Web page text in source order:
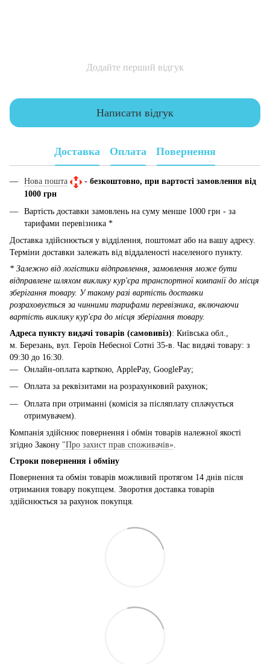
Додайте перший відгук
Написати відгук
Доставка Оплата Повернення
Нова пошта - безкоштовно, при вартості замовлення від
1000 грн
Вартість доставки замовлень на суму менше 1000 грн - за
тарифами перевізника *
Доставка здійснюється у відділення, поштомат або на вашу адресу.
Терміни доставки залежать від віддаленості населеного пункту.
* Залежно від логістики відправлення, замовлення може бути
відправлене шляхом виклику кур'єра транспортної компанії до місця
зберігання товару. У такому разі вартість доставки
розраховується за чинними тарифами перевізника, включаючи
вартість виклику кур'єра до місця зберігання товару.
Адреса пункту видачі товарів (самовивіз): Київська обл.,
м. Березань, вул. Героїв Небесної Сотні 35-в. Час видачі товару: з
09:30 до 16:30.
Онлайн-оплата карткою, ApplePay, GooglePay;
Оплата за реквізитами на розрахунковий рахунок;
Оплата при отриманні (комісія за післяплату сплачується
отримувачем).
Компанія здійснює повернення і обмін товарів належної якості
згідно Закону "Про захист прав споживачів».
Строки повернення і обміну
Повернення та обмін товарів можливий протягом 14 днів після
отримання товару покупцем. Зворотня доставка товарів
здійснюється за рахунок покупця.